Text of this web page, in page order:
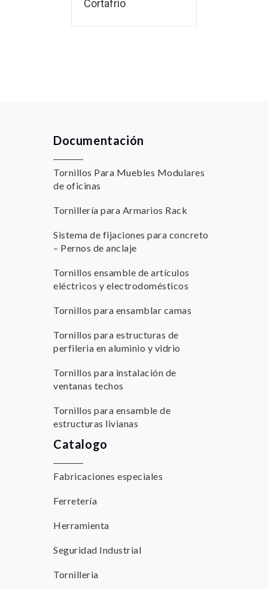
Cortafrío
Documentación
Tornillos Para Muebles Modulares
de oficinas
Tornillería para Armarios Rack
Sistema de fijaciones para concreto
– Pernos de anclaje
Tornillos ensamble de artículos
eléctricos y electrodomésticos
Tornillos para ensamblar camas
Tornillos para estructuras de
perfileria en aluminio y vidrio
Tornillos para instalación de
ventanas techos
Tornillos para ensamble de
estructuras livianas
Catalogo
Fabricaciones especiales
Ferretería
Herramienta
Seguridad Industrial
Tornilleria